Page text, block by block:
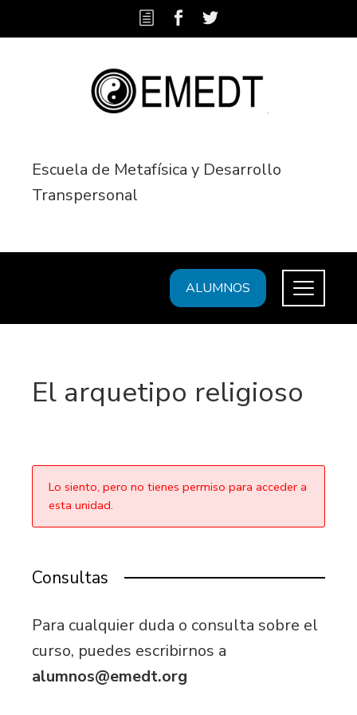
Escuela de Metafísica y Desarrollo
Transpersonal
ALUMNOS
El arquetipo religioso
Lo siento, pero no tienes permiso para acceder a
esta unidad.
Consultas
Para cualquier duda o consulta sobre el
curso, puedes escribirnos a
alumnos@emedt.org